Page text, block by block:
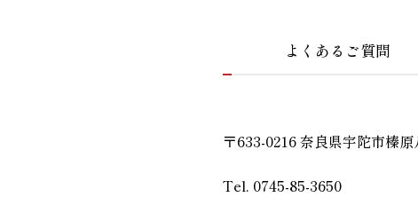
よくあるご質問
〒633-0216 奈良県宇陀市榛
Tel. 0745-85-3650